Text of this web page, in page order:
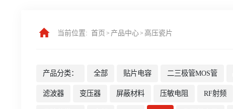
当前位置: 首页 > 产品中心> 高压瓷片
产品分类： 全部 贴片电容 二三极管MOS管
滤波器 变压器 屏蔽材料 压敏电阻 RF射频